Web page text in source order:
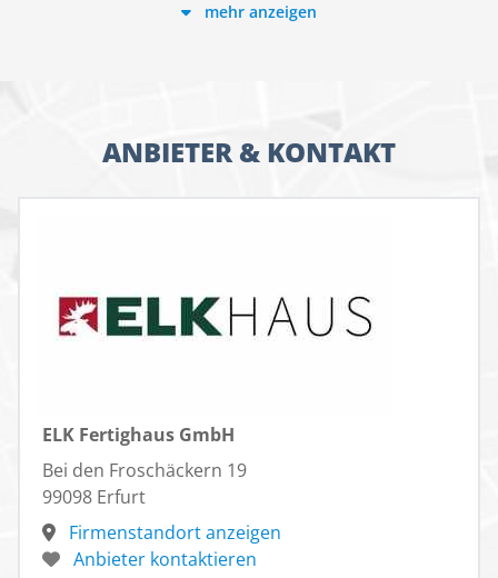
Hausimpressionen & Informationen!
mehr anzeigen
ANBIETER & KONTAKT
ELK Fertighaus GmbH
Bei den Froschäckern 19
99098 Erfurt
Firmenstandort anzeigen
Anbieter kontaktieren